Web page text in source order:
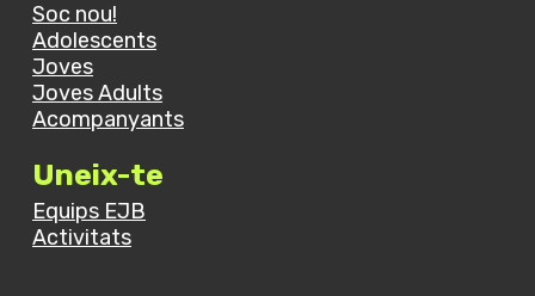
Soc nou!
Adolescents
Joves
Joves Adults
Acompanyants
Uneix-te
Equips EJB
Activitats